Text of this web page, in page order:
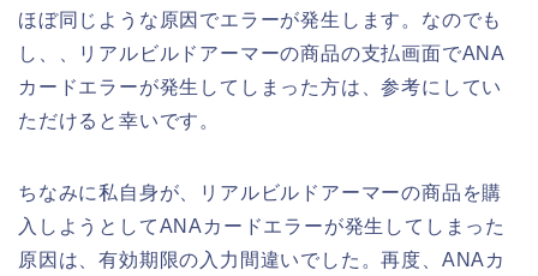
ほぼ同じような原因でエラーが発生します。なのでも
し、、リアルビルドアーマーの商品の支払画面でANA
カードエラーが発生してしまった方は、参考にしてい
ただけると幸いです。
ちなみに私自身が、リアルビルドアーマーの商品を購
入しようとしてANAカードエラーが発生してしまった
原因は、有効期限の入力間違いでした。再度、ANAカ